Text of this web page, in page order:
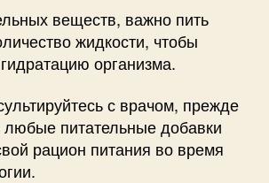
веществ, важно пить
жидкости, чтобы
организма.
с врачом, прежде
питательные добавки
рацион питания во время